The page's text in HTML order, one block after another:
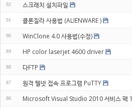
92 스크래치 설치파일
91 클론질라 사용법 (ALIENWARE )
90 WinClone 4.0 사용법(수정)
89 HP color laserjet 4600 driver
88 다FTP
87 원격 텔넷 접속 프로그램 PuTTY
86 Microsoft Visual Studio 2010 서비스 팩 1